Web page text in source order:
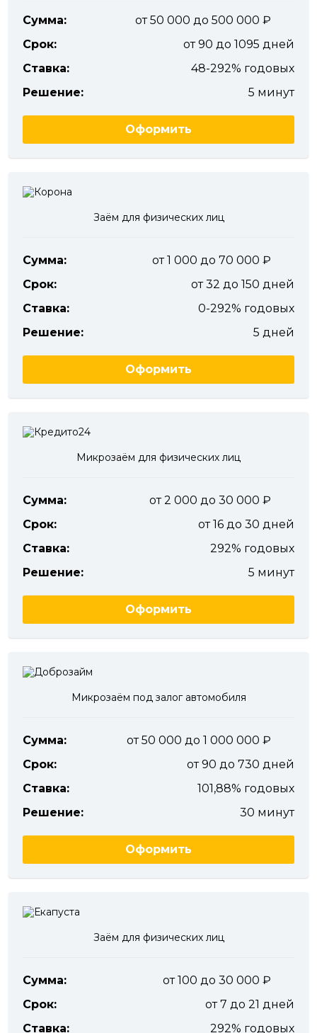
Сумма:
от 50 000 до 500 000
Срок:
от 90 до 1095 дней
Ставка:
48-292% годовых
Решение:
5 минут
Оформить
Заём для физических лиц
Сумма:
от 1 000 до 70 000
Срок:
от 32 до 150 дней
Ставка:
0-292% годовых
Решение:
5 дней
Оформить
Микрозаём для физических лиц
Сумма:
от 2 000 до 30 000
Срок:
от 16 до 30 дней
Ставка:
292% годовых
Решение:
5 минут
Оформить
Микрозаём под залог автомобиля
Сумма:
от 50 000 до 1 000 000
Срок:
от 90 до 730 дней
Ставка:
101,88% годовых
Решение:
30 минут
Оформить
Заём для физических лиц
Сумма:
от 100 до 30 000
Срок:
от 7 до 21 дней
Ставка:
292% годовых